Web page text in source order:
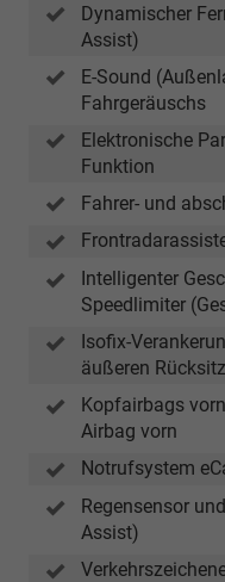
Dynamischer
Assist)
E-Sound
Fahrgeräuschs
Elektronische
Funktion
Fahrer- und
Intelligenter
Speedlimiter
Isofix-
äußeren
Kopfairbags
Airbag vorn
Notrufsystem
Regensensor
Assist)